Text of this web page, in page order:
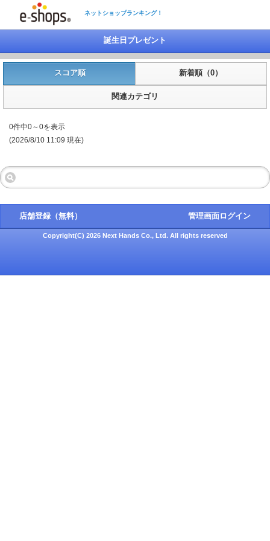
ネットショップランキング！
誕生日プレゼント
スコア順 新着順（0）
関連カテゴリ
0件中0～0を表示
(2026/8/10 11:09 現在)
店舗登録（無料） 管理画面ログイン
Copyright(C) 2026 Next Hands Co., Ltd. All rights reserved